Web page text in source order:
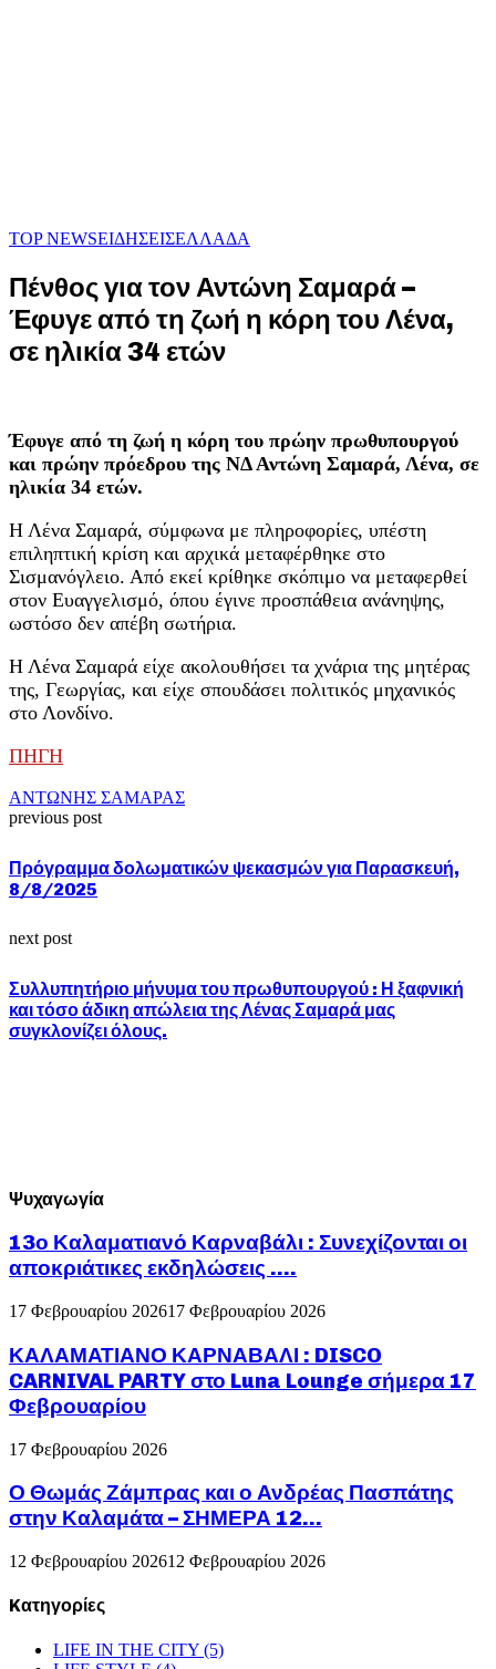
TOP NEWSΕΙΔΗΣΕΙΣΕΛΛΑΔΑ
Πένθος για τον Αντώνη Σαμαρά –
Έφυγε από τη ζωή η κόρη του Λένα,
σε ηλικία 34 ετών
Έφυγε από τη ζωή η κόρη του πρώην πρωθυπουργού
και πρώην πρόεδρου της ΝΔ Αντώνη Σαμαρά, Λένα, σε
ηλικία 34 ετών.
Η Λένα Σαμαρά, σύμφωνα με πληροφορίες, υπέστη
επιληπτική κρίση και αρχικά μεταφέρθηκε στο
Σισμανόγλειο. Από εκεί κρίθηκε σκόπιμο να μεταφερθεί
στον Ευαγγελισμό, όπου έγινε προσπάθεια ανάνηψης,
ωστόσο δεν απέβη σωτήρια.
Η Λένα Σαμαρά είχε ακολουθήσει τα χνάρια της μητέρας
της, Γεωργίας, και είχε σπουδάσει πολιτικός μηχανικός
στο Λονδίνο.
ΠΗΓΗ
ΑΝΤΩΝΗΣ ΣΑΜΑΡΑΣ
previous post
Πρόγραμμα δολωματικών ψεκασμών για Παρασκευή,
8/8/2025
next post
Συλλυπητήριο μήνυμα του πρωθυπουργού : Η ξαφνική
και τόσο άδικη απώλεια της Λένας Σαμαρά μας
συγκλονίζει όλους.
Ψυχαγωγία
13ο Καλαματιανό Καρναβάλι : Συνεχίζονται οι
αποκριάτικες εκδηλώσεις ….
17 Φεβρουαρίου 202617 Φεβρουαρίου 2026
ΚΑΛΑΜΑΤΙΑΝΟ ΚΑΡΝΑΒΑΛΙ : DISCO
CARNIVAL PARTY στο Luna Lounge σήμερα 17
Φεβρουαρίου
17 Φεβρουαρίου 2026
Ο Θωμάς Ζάμπρας και ο Ανδρέας Πασπάτης
στην Καλαμάτα – ΣΗΜΕΡΑ 12...
12 Φεβρουαρίου 202612 Φεβρουαρίου 2026
Kατηγορίες
LIFE IN THE CITY (5)